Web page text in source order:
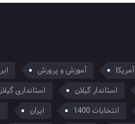
آمریکا آموزش و پرورش
استاندار گیلان استانداری
انتخابات 1400 ایران